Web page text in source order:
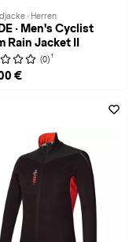
· Herren
· Men's Cyclist
Rain Jacket II
(0) 1
€